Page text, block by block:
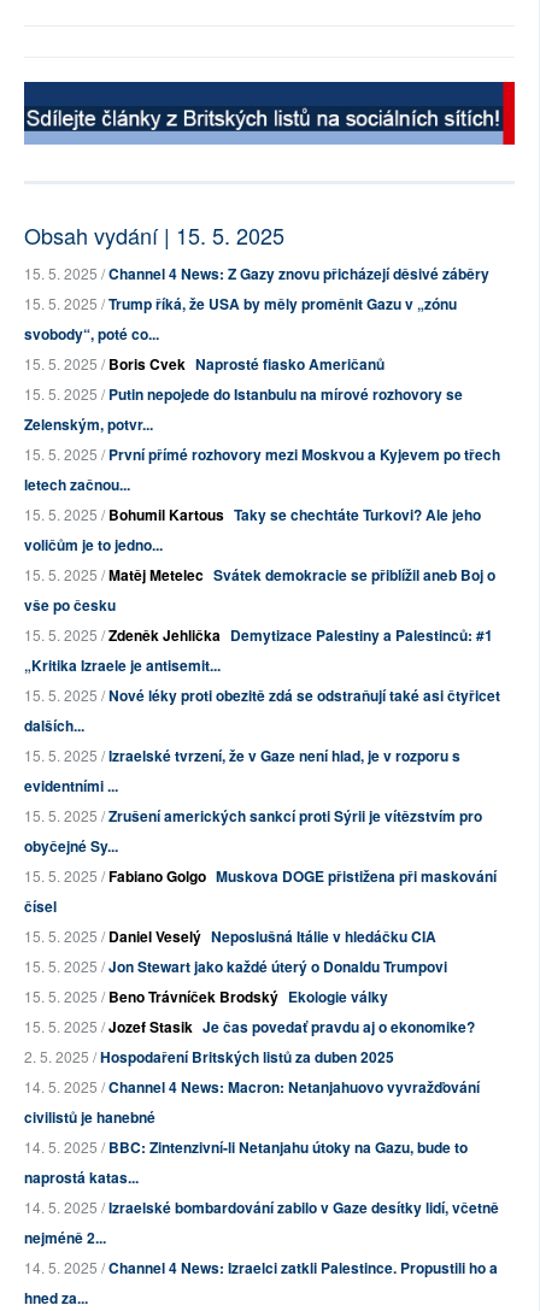
Obsah vydání | 15. 5. 2025
15. 5. 2025 /Channel 4 News: Z Gazy znovu přicházejí děsivé záběry
15. 5. 2025 /Trump říká, že USA by měly proměnit Gazu v „zónu
svobody“, poté co...
15. 5. 2025 /Boris Cvek Naprosté fiasko Američanů
15. 5. 2025 /Putin nepojede do Istanbulu na mírové rozhovory se
Zelenským, potvr...
15. 5. 2025 /První přímé rozhovory mezi Moskvou a Kyjevem po třech
letech začnou...
15. 5. 2025 /Bohumil Kartous Taky se chechtáte Turkovi? Ale jeho
voličům je to jedno...
15. 5. 2025 /Matěj Metelec Svátek demokracie se přiblížil aneb Boj o
vše po česku
15. 5. 2025 /Zdeněk Jehlička Demytizace Palestiny a Palestinců: #1
„Kritika Izraele je antisemit...
15. 5. 2025 /Nové léky proti obezitě zdá se odstraňují také asi čtyřicet
dalších...
15. 5. 2025 /Izraelské tvrzení, že v Gaze není hlad, je v rozporu s
evidentními ...
15. 5. 2025 /Zrušení amerických sankcí proti Sýrii je vítězstvím pro
obyčejné Sy...
15. 5. 2025 /Fabiano Golgo Muskova DOGE přistižena při maskování
čísel
15. 5. 2025 /Daniel Veselý Neposlušná Itálie v hledáčku CIA
15. 5. 2025 /Jon Stewart jako každé úterý o Donaldu Trumpovi
15. 5. 2025 /Beno Trávníček Brodský Ekologie války
15. 5. 2025 /Jozef Stasik Je čas povedať pravdu aj o ekonomike?
2. 5. 2025 /Hospodaření Britských listů za duben 2025
14. 5. 2025 /Channel 4 News: Macron: Netanjahuovo vyvražďování
civilistů je hanebné
14. 5. 2025 /BBC: Zintenzivní-li Netanjahu útoky na Gazu, bude to
naprostá katas...
14. 5. 2025 /Izraelské bombardování zabilo v Gaze desítky lidí, včetně
nejméně 2...
14. 5. 2025 /Channel 4 News: Izraelci zatkli Palestince. Propustili ho a
hned za...